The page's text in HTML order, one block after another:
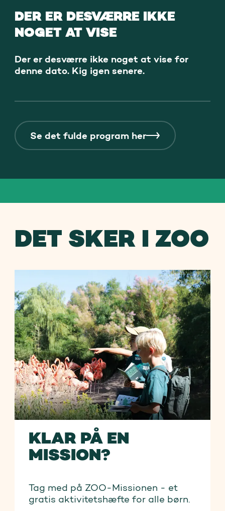
DER ER DESVÆRRE IKKE
NOGET AT VISE
Der er desværre ikke noget at vise for
denne dato. Kig igen senere.
Se det fulde program her
DET SKER I ZOO
KLAR PÅ EN
MISSION?
Tag med på ZOO-Missionen - et
gratis aktivitetshæfte for alle børn.